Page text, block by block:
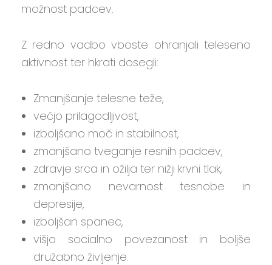
možnost padcev.
Z redno vadbo vboste ohranjali teleseno
aktivnost ter hkrati dosegli:
Zmanjšanje telesne teže,
večjo prilagodljivost,
izboljšano moč in stabilnost,
zmanjšano tveganje resnih padcev,
zdravje srca in ožilja ter nižji krvni tlak,
zmanjšano nevarnost tesnobe in
depresije,
izboljšan spanec,
višjo socialno povezanost in boljše
družabno življenje.